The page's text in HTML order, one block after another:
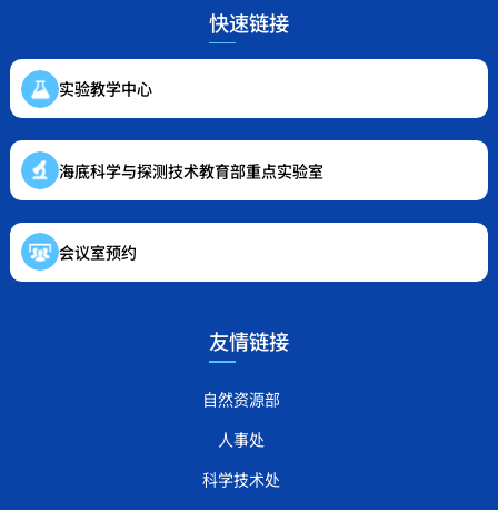
快速链接
实验教学中心
海底科学与探测技术教育部重点实验室
会议室预约
友情链接
自然资源部
人事处
科学技术处